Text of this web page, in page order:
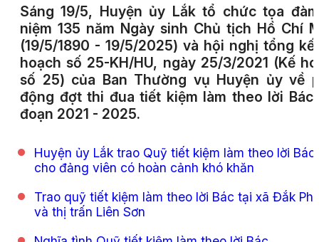
Sáng 19/5, Huyện ủy Lắk tổ chức tọa
niệm 135 năm Ngày sinh Chủ tịch Hồ Chí
(19/5/1890 - 19/5/2025) và hội nghị tổng
hoạch số 25-KH/HU, ngày 25/3/2021 (Kế
số 25) của Ban Thường vụ Huyện ủy về
động đợt thi đua tiết kiệm làm theo lời Bác
đoạn 2021 - 2025.
Huyện ủy Lắk trao Quỹ tiết kiệm làm theo lời Bác
cho đảng viên có hoàn cảnh khó khăn
Trao quỹ tiết kiệm làm theo lời Bác tại xã Đắk
và thị trấn Liên Sơn